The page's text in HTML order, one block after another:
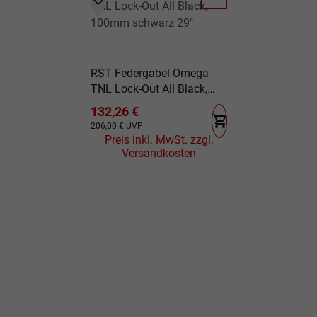
RST Federgabel Omega
TNL Lock-Out All Black,
100mm schwarz 29"
Verkaufspreis:
132,26 €
Regulärer Preis:
206,00 € UVP
Preis inkl. MwSt. zzgl.
Versandkosten